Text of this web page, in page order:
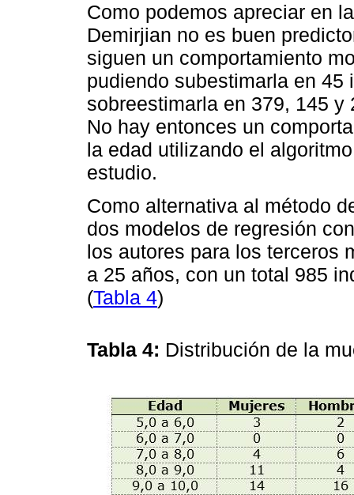
Como podemos apreciar en
Demirjian no es buen
siguen un comportamiento
pudiendo subestimarla en
sobreestimarla en 379, 145
No hay entonces un
la edad utilizando el
estudio.
Como alternativa al método
dos modelos de regresión
los autores para los terceros
a 25 años, con un total 985
(Tabla 4)
Tabla 4: Distribución de la